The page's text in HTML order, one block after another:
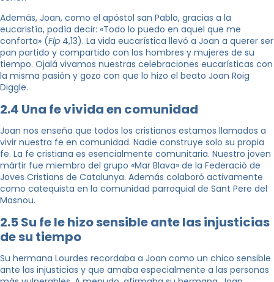
Además, Joan, como el apóstol san Pablo, gracias a la
eucaristía, podía decir: «Todo lo puedo en aquel que me
conforta» (Flp 4,13). La vida eucarística llevó a Joan a querer ser
pan partido y compartido con los hombres y mujeres de su
tiempo. Ojalá vivamos nuestras celebraciones eucarísticas con
la misma pasión y gozo con que lo hizo el beato Joan Roig
Diggle.
2.4 Una fe vivida en comunidad
Joan nos enseña que todos los cristianos estamos llamados a
vivir nuestra fe en comunidad. Nadie construye solo su propia
fe. La fe cristiana es esencialmente comunitaria. Nuestro joven
mártir fue miembro del grupo «Mar Blava» de la Federació de
Joves Cristians de Catalunya. Además colaboró activamente
como catequista en la comunidad parroquial de Sant Pere del
Masnou.
2.5 Su fe le hizo sensible ante las injusticias
de su tiempo
Su hermana Lourdes recordaba a Joan como un chico sensible
ante las injusticias y que amaba especialmente a las personas